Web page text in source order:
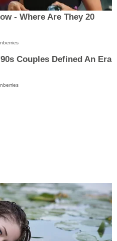
- Where Are They 20
Couples Defined An Era